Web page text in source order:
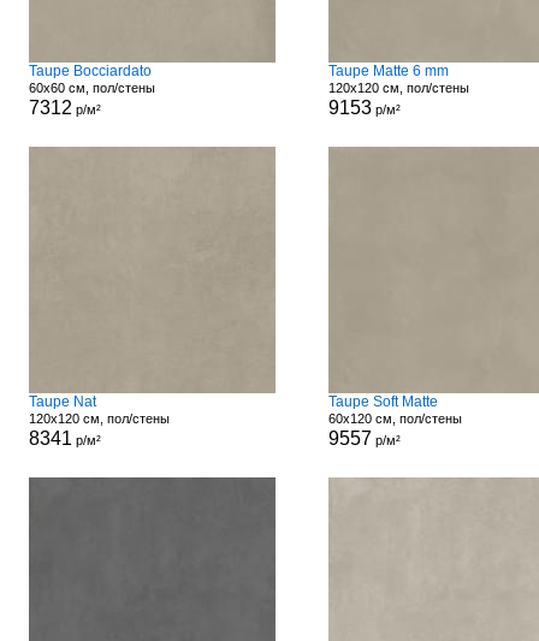
Taupe Bocciardato
60x60 см, пол/стены
7312 р/м²
Taupe Matte 6 mm
120x120 см, пол/стены
9153р/м²
Taupe Nat
120x120 см, пол/стены
8341 р/м²
Taupe Soft Matte
60x120 см, пол/стены
9557 р/м²